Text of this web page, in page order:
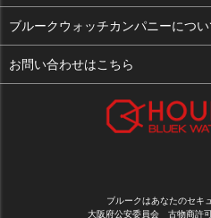
支払い・送料
修理依頼
ログイン
お気に入り
ブルークウォッチカンパニーについ
会社概要
お問い合わせはこちら
ブルークはあなたのセキ
大阪府公安委員会 古物商